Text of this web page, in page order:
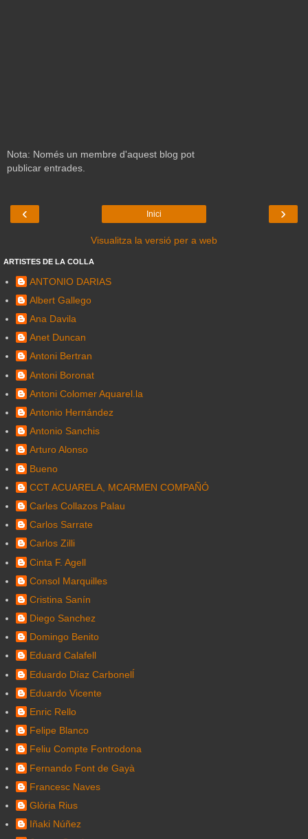
Nota: Només un membre d'aquest blog pot
publicar entrades.
‹ ›
Inici
Visualitza la versió per a web
ARTISTES DE LA COLLA
ANTONIO DARIAS
Albert Gallego
Ana Davila
Anet Duncan
Antoni Bertran
Antoni Boronat
Antoni Colomer Aquarel.la
Antonio Hernández
Antonio Sanchis
Arturo Alonso
Bueno
CCT ACUARELA, MCARMEN COMPAÑÓ
Carles Collazos Palau
Carlos Sarrate
Carlos Zilli
Cinta F. Agell
Consol Marquilles
Cristina Sanín
Diego Sanchez
Domingo Benito
Eduard Calafell
Eduardo Díaz Carbonelĺ
Eduardo Vicente
Enric Rello
Felipe Blanco
Feliu Compte Fontrodona
Fernando Font de Gayà
Francesc Naves
Glòria Rius
Iñaki Núñez